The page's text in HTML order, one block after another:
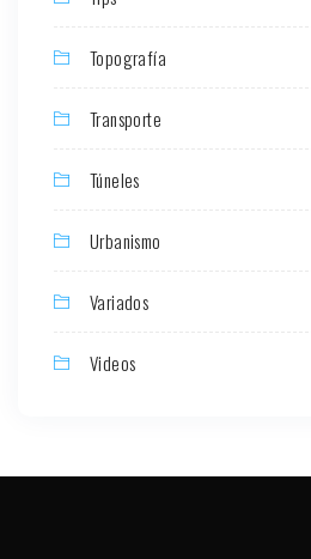
Topografía
Transporte
Túneles
Urbanismo
Variados
Videos